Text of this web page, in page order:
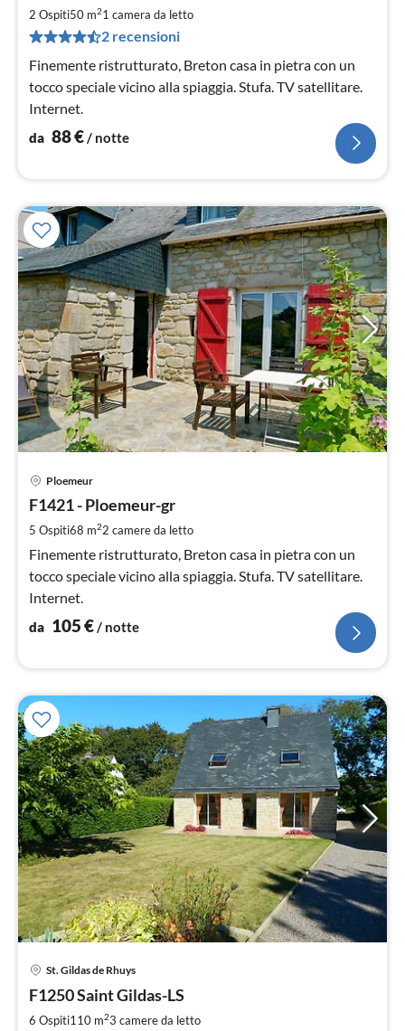
2 Ospiti50 m21 camera da letto
2 recensioni
Finemente ristrutturato, Breton casa in pietra con un
tocco speciale vicino alla spiaggia. Stufa. TV satellitare.
Internet.
da 88€/ notte
Ploemeur
F1421 - Ploemeur-gr
5 Ospiti68 m22 camere da letto
Finemente ristrutturato, Breton casa in pietra con un
tocco speciale vicino alla spiaggia. Stufa. TV satellitare.
Internet.
da 105€/ notte
St. Gildas de Rhuys
F1250 Saint Gildas-LS
6 Ospiti110 m23 camere da letto